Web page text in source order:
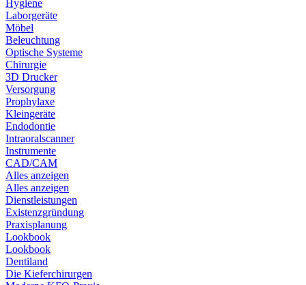
Hygiene
Laborgeräte
Möbel
Beleuchtung
Optische Systeme
Chirurgie
3D Drucker
Versorgung
Prophylaxe
Kleingeräte
Endodontie
Intraoralscanner
Instrumente
CAD/CAM
Alles anzeigen
Alles anzeigen
Dienstleistungen
Existenzgründung
Praxisplanung
Lookbook
Lookbook
Dentiland
Die Kieferchirurgen